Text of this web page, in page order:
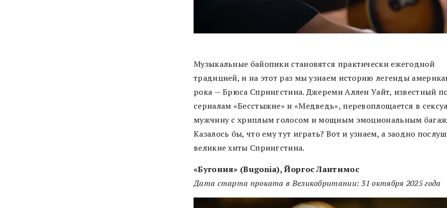
Музыкальные байопики становятся практически ежегодной
традицией, и на этот раз мы узнаем историю легенды
рока — Брюса Спрингстина. Джереми Аллен Уайт, известный
сериалам «Бесстыжие» и «Медведь», перевоплощается в
мужчину с хриплым голосом и мощным эмоциональным
Казалось бы, что ему тут играть? Вот и узнаем, а заодно
великие хиты Спрингстина.
«Бугония» (Bugonia), Йоргос Лантимос
Дата старта проката в Великобритании: 31 октября 2025 года